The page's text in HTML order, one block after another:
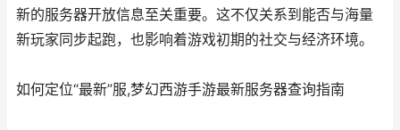
新的服务器开放信息至关重要。这不仅关系到能否与海量
新玩家同步起跑，也影响着游戏初期的社交与经济环境。
如何定位“最新”服,梦幻西游手游最新服务器查询指南